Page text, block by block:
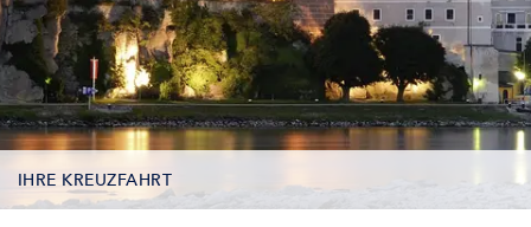
IHRE KREUZFAHRT